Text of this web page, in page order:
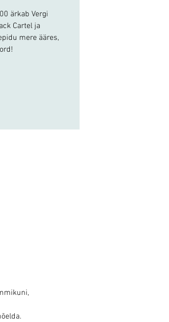
ärkab Vergi
Cartel ja
mere ääres,